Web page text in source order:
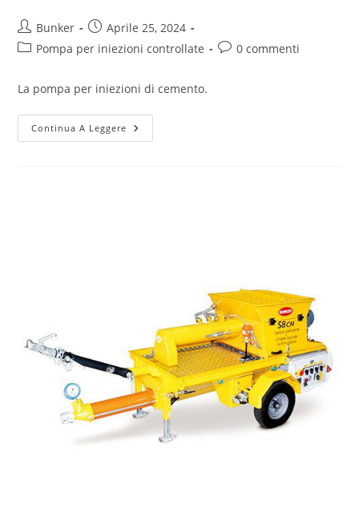
Bunker
Aprile 25, 2024
Pompa per iniezioni controllate
0 commenti
La pompa per iniezioni di cemento.
Continua A Leggere